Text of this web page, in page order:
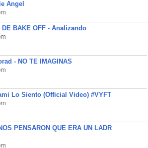
Angel
DE BAKE OFF - Analizando
- NO TE IMAGINAS
Lo Siento (Official Video) #VYFT
PENSARON QUE ERA UN LADR